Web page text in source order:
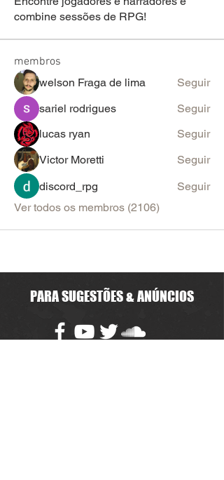
combine sessões de RPG!
membros
welson Fraga de lima
Seguir
sariel rodrigues
Seguir
lucas ryan
Seguir
Victor Moretti
Seguir
discord_rpg
Seguir
Ver todos os membros (2106)
PARA SUGESTÕES & ANÚNCIOS